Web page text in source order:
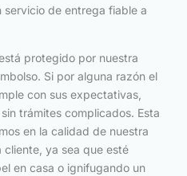
servicio de entrega fiable a
protegido por nuestra
Si por alguna razón el
con sus expectativas,
trámites complicados. Esta
en la calidad de nuestra
ya sea que esté
en casa o ignifugando un